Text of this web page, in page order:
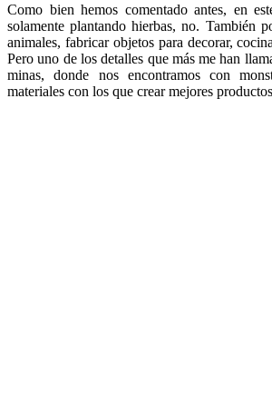
Como bien hemos comentado antes, en
solamente plantando hierbas, no. También
animales, fabricar objetos para decorar,
Pero uno de los detalles que más me han
minas, donde nos encontramos con
materiales con los que crear mejores